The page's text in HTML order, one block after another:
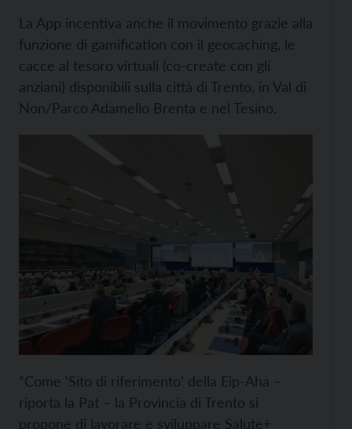
La App incentiva anche il movimento grazie alla
funzione di gamification con il geocaching, le
cacce al tesoro virtuali (co-create con gli
anziani) disponibili sulla città di Trento, in Val di
Non/Parco Adamello Brenta e nel Tesino.
“Come ‘Sito di riferimento’ della Eip-Aha –
riporta la Pat – la Provincia di Trento si
propone di lavorare e sviluppare Salute+